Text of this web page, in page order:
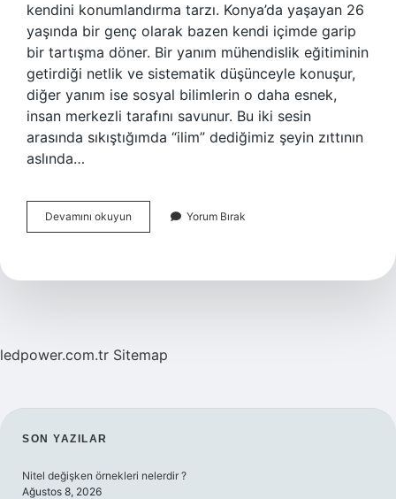
kendini konumlandırma tarzı. Konya’da yaşayan 26
yaşında bir genç olarak bazen kendi içimde garip
bir tartışma döner. Bir yanım mühendislik eğitiminin
getirdiği netlik ve sistematik düşünceyle konuşur,
diğer yanım ise sosyal bilimlerin o daha esnek,
insan merkezli tarafını savunur. Bu iki sesin
arasında sıkıştığımda “ilim” dediğimiz şeyin zıttının
aslında…
Devamını okuyun
zıttı
Yorum Bırak
ledpower.com.tr Sitemap
SIDEBAR
SON YAZILAR
Nitel değişken örnekleri nelerdir ?
Ağustos 8, 2026